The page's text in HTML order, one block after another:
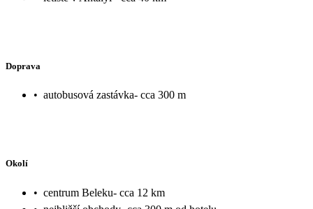
Doprava
• autobusová zastávka- cca 300 m
Okolí
• centrum Beleku- cca 12 km